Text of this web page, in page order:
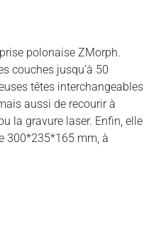
polonaise ZMorph.
couches jusqu’à 50
têtes interchangeables
aussi de recourir à
la gravure laser. Enfin, elle
300*235*165 mm, à